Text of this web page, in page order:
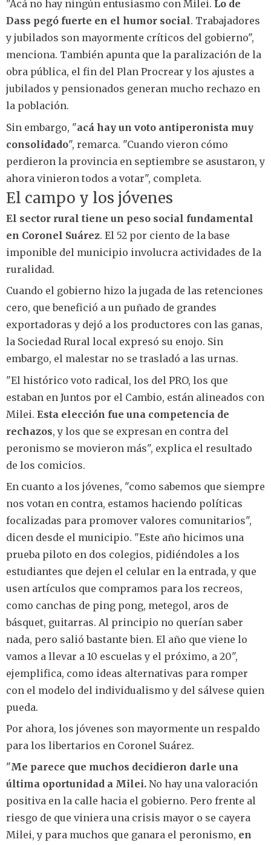
"Acá no hay ningún entusiasmo con Milei. Lo de
Dass pegó fuerte en el humor social. Trabajadores
y jubilados son mayormente críticos del gobierno",
menciona. También apunta que la paralización de la
obra pública, el fin del Plan Procrear y los ajustes a
jubilados y pensionados generan mucho rechazo en
la población.
Sin embargo, "acá hay un voto antiperonista muy
consolidado", remarca. "Cuando vieron cómo
perdieron la provincia en septiembre se asustaron, y
ahora vinieron todos a votar", completa.
El campo y los jóvenes
El sector rural tiene un peso social fundamental
en Coronel Suárez. El 52 por ciento de la base
imponible del municipio involucra actividades de la
ruralidad.
Cuando el gobierno hizo la jugada de las retenciones
cero, que benefició a un puñado de grandes
exportadoras y dejó a los productores con las ganas,
la Sociedad Rural local expresó su enojo. Sin
embargo, el malestar no se trasladó a las urnas.
"El histórico voto radical, los del PRO, los que
estaban en Juntos por el Cambio, están alineados con
Milei. Esta elección fue una competencia de
rechazos, y los que se expresan en contra del
peronismo se movieron más", explica el resultado
de los comicios.
En cuanto a los jóvenes, "como sabemos que siempre
nos votan en contra, estamos haciendo políticas
focalizadas para promover valores comunitarios",
dicen desde el municipio. "Este año hicimos una
prueba piloto en dos colegios, pidiéndoles a los
estudiantes que dejen el celular en la entrada, y que
usen artículos que compramos para los recreos,
como canchas de ping pong, metegol, aros de
básquet, guitarras. Al principio no querían saber
nada, pero salió bastante bien. El año que viene lo
vamos a llevar a 10 escuelas y el próximo, a 20",
ejemplifica, como ideas alternativas para romper
con el modelo del individualismo y del sálvese quien
pueda.
Por ahora, los jóvenes son mayormente un respaldo
para los libertarios en Coronel Suárez.
"Me parece que muchos decidieron darle una
última oportunidad a Milei. No hay una valoración
positiva en la calle hacia el gobierno. Pero frente al
riesgo de que viniera una crisis mayor o se cayera
Milei, y para muchos que ganara el peronismo, en